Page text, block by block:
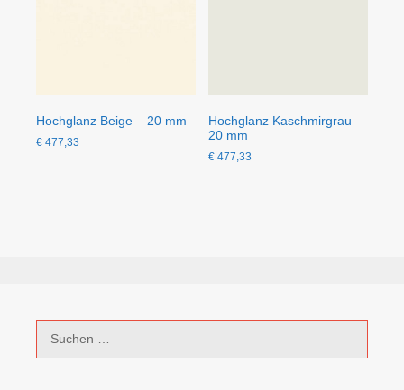
Hochglanz Beige – 20 mm
€ 477,33
Hochglanz Kaschmirgrau –
20 mm
€ 477,33
nach: